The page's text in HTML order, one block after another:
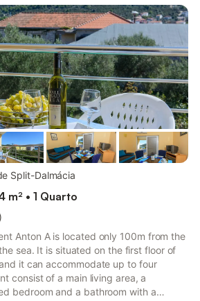
por la mañana o por la tarde. También
en el jardín, una zona de barbacoa al
Split-Dalmácia
m² • 1 Quarto
Anton A is located only 100m from the
sea. It is situated on the first floor of
it can accommodate up to four
consist of a main living area, a
bedroom and a bathroom with a